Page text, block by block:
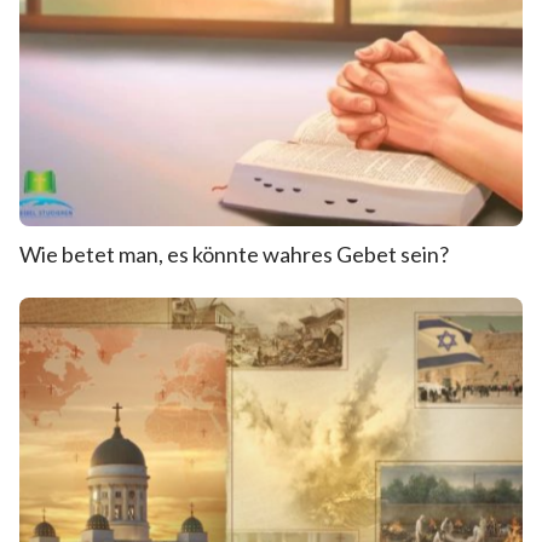
Wie betet man, es könnte wahres Gebet sein?